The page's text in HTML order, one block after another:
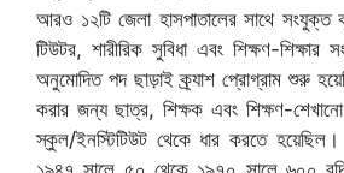
আরও ১২টি জেলা হাসপাতালের সাথে সংযুক্ত
টিউটর, শারীরিক সুবিধা এবং শিক্ষণ-
অনুমোদিত পদ ছাড়াই ক্র্যাশ প্রোগ্রাম শুরু
করার জন্য ছাত্র, শিক্ষক এবং শিক্ষণ-
স্কুল/ইনস্টিটিউট থেকে ধার করতে হয়েছিল।